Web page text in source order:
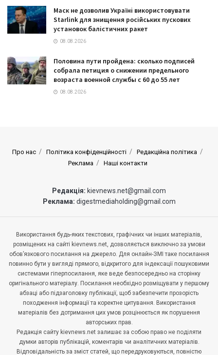
Маск не дозволив Україні використовувати
Starlink для знищення російських пускових
установок балістичних ракет
08.08.2026
Половина пути пройдена: сколько подписей
собрала петиция о снижении предельного
возраста военной службы с 60 до 55 лет
08.08.2026
Про нас Політика конфіденційності
Редакційна політика
Реклама
Наші контакти
Редакція: kievnews.net@gmail.com
Реклама: digestmediaholding@gmail.com
Використання будь-яких текстових, графічних чи інших матеріалів,
розміщених на сайті kievnews.net, дозволяється виключно за умови
обов’язкового посилання на джерело. Для онлайн-ЗМІ таке посилання
повинно бути у вигляді прямого, відкритого для індексації пошуковими
системами гіперпосилання, яке веде безпосередньо на сторінку
оригінального матеріалу. Посилання необхідно розміщувати у першому
абзаці або підзаголовку публікації, щоб забезпечити прозорість
походження інформації та коректне цитування. Використання
матеріалів без дотримання цих умов розцінюється як порушення
авторських прав.
Редакція сайту kievnews.net залишає за собою право не поділяти
думки авторів публікацій, коментарів чи аналітичних матеріалів.
Відповідальність за зміст статей, що передруковуються, повністю